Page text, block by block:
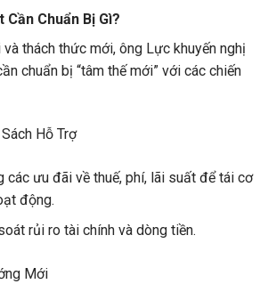
Cần Chuẩn Bị Gì?
thách thức mới, ông Lực khuyến nghị
chuẩn bị “tâm thế mới” với các chiến
Hỗ Trợ
các ưu đãi về thuế, phí, lãi suất để tái cơ
động.
rủi ro tài chính và dòng tiền.
Mới